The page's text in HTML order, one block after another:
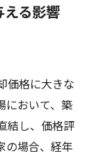
る影響
価格に大きな
において、築
結し、価格評
の場合、経年